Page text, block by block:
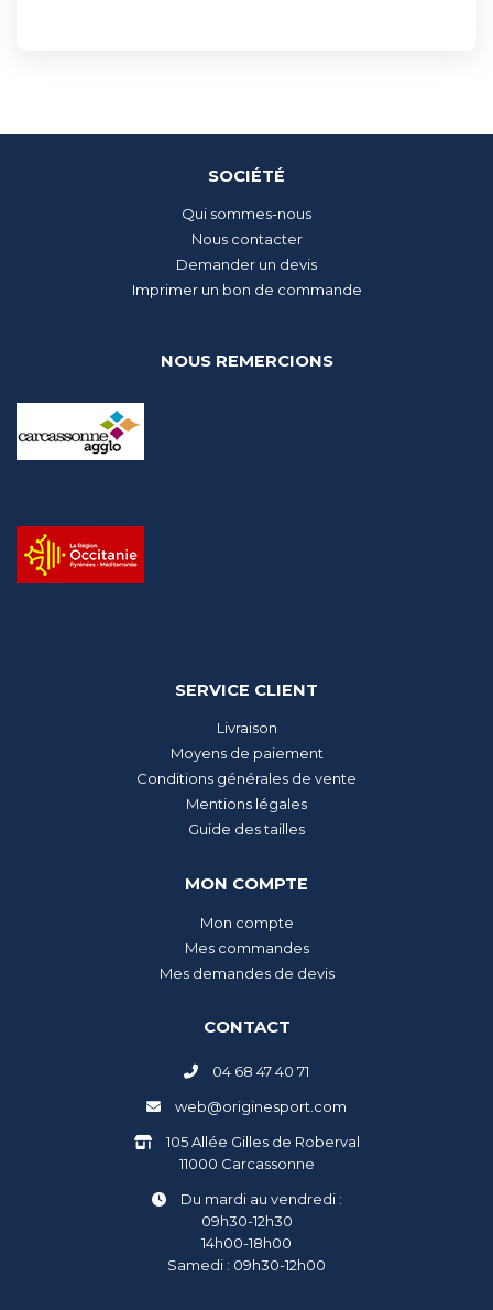
SOCIÉTÉ
Qui sommes-nous
Nous contacter
Demander un devis
Imprimer un bon de commande
NOUS REMERCIONS
SERVICE CLIENT
Livraison
Moyens de paiement
Conditions générales de vente
Mentions légales
Guide des tailles
MON COMPTE
Mon compte
Mes commandes
Mes demandes de devis
CONTACT
04 68 47 40 71
web@originesport.com
105 Allée Gilles de Roberval
11000 Carcassonne
Du mardi au vendredi :
09h30-12h30
14h00-18h00
Samedi : 09h30-12h00